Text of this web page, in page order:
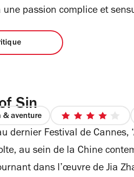
passion complice et
Sin
& aventure
4
sur
5
dernier Festival de Cannes,
au sein de la Chine
dans l’œuvre de Jia